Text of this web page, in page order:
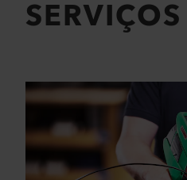
SERVIÇOS